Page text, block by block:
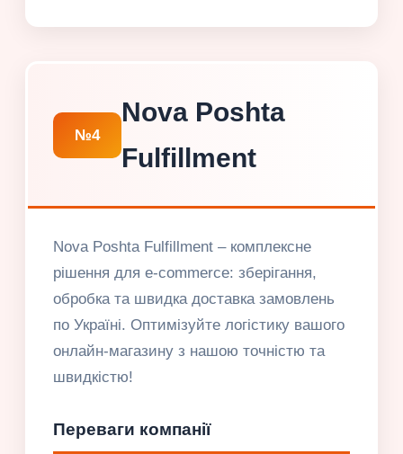
№4
Nova Poshta
Fulfillment
Nova Poshta Fulfillment – комплексне
рішення для e-commerce: зберігання,
обробка та швидка доставка замовлень
по Україні. Оптимізуйте логістику вашого
онлайн-магазину з нашою точністю та
швидкістю!
Переваги компанії